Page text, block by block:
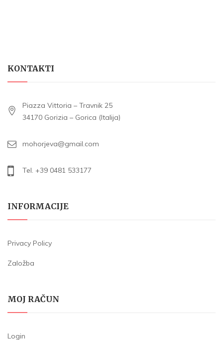
KONTAKTI
Piazza Vittoria – Travnik 25
34170 Gorizia – Gorica (Italija)
mohorjeva@gmail.com
Tel. +39 0481 533177
INFORMACIJE
Privacy Policy
Založba
MOJ RAČUN
Login